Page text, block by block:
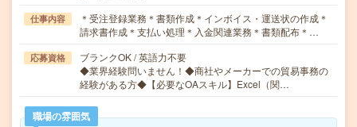
仕事内容
＊受注登録業務＊書類作成＊インボイス・運送状の作成＊
請求書作成＊支払い処理＊入金関連業務＊書類配布＊…
応募資格
ブランクOK / 英語力不要
◆業界経験問いません！◆商社やメーカーでの貿易事務の
経験がある方◆【必要なOAスキル】Excel（関…
職場の雰囲気